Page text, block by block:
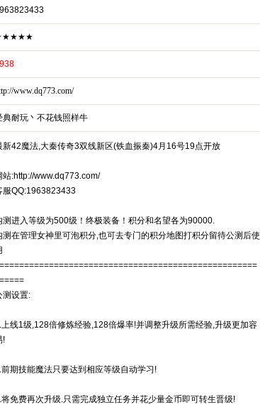
www.dq773.com/
典耐玩丶不花钱照样牛
新42魔法,大秦传奇3双线新区(铁血振秦)4月16号19点开放
站:http://www.dq773.com/
服QQ:1963823433
测进入等级为500级！终极装备！积分和名望各为90000.
测在管理女神里可泡积分,也可去专门的积分地图打积分留待公测后使
测设置:
线1级,128倍修炼经验,128倍爆率!并调整升级所需经验,升级更加容
!
期技能魔法只要达到相应等级自动学习!
免费再次升级.只需完成独立任务并花少量金币即可转生晋级!